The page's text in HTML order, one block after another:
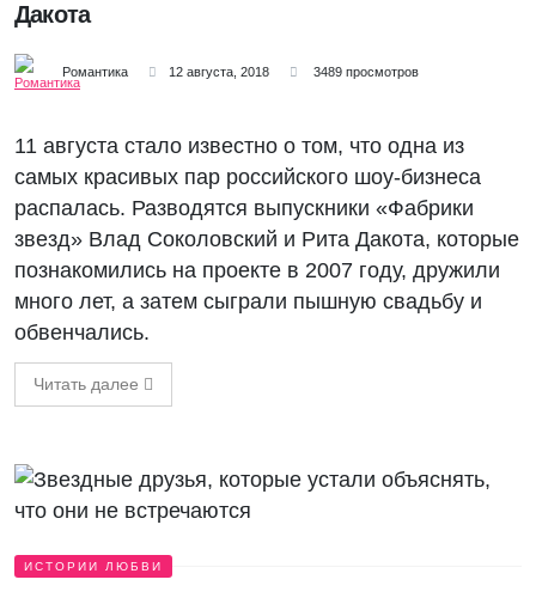
Дакота
Романтика 12 августа, 2018 3489 просмотров
11 августа стало известно о том, что одна из
самых красивых пар российского шоу-бизнеса
распалась. Разводятся выпускники «Фабрики
звезд» Влад Соколовский и Рита Дакота, которые
познакомились на проекте в 2007 году, дружили
много лет, а затем сыграли пышную свадьбу и
обвенчались.
Читать далее
ИСТОРИИ ЛЮБВИ